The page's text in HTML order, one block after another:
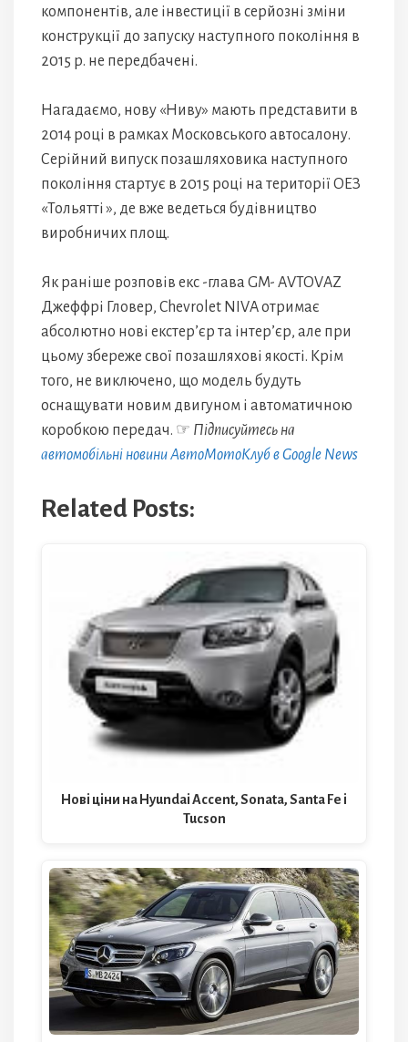
компонентів, але інвестиції в серйозні зміни
конструкції до запуску наступного покоління в
2015 р. не передбачені.
Нагадаємо, нову «Ниву» мають представити в
2014 році в рамках Московського автосалону.
Серійний випуск позашляховика наступного
покоління стартує в 2015 році на території ОЕЗ
«Тольятті », де вже ведеться будівництво
виробничих площ.
Як раніше розповів екс -глава GM- AVTOVAZ
Джеффрі Гловер, Chevrolet NIVA отримає
абсолютно нові екстер’єр та інтер’єр, але при
цьому збереже свої позашляхові якості. Крім
того, не виключено, що модель будуть
оснащувати новим двигуном і автоматичною
коробкою передач. ☞ Підписуйтесь на
автомобільні новини АвтоМотоКлуб в Google News
Related Posts:
Нові ціни на Hyundai Accent, Sonata, Santa Fe і
Tucson